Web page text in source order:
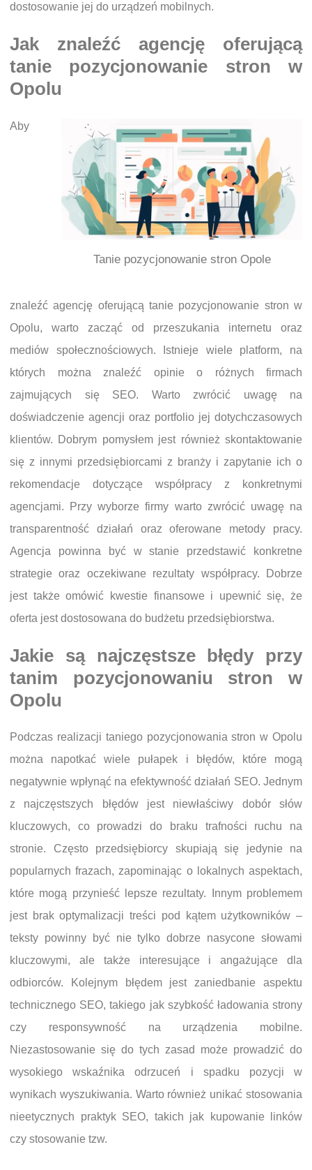
dostosowanie jej do urządzeń mobilnych.
Jak znaleźć agencję oferującą
tanie pozycjonowanie stron w
Opolu
Tanie pozycjonowanie stron Opole
Aby
znaleźć agencję oferującą tanie pozycjonowanie stron w
Opolu, warto zacząć od przeszukania internetu oraz
mediów społecznościowych. Istnieje wiele platform, na
których można znaleźć opinie o różnych firmach
zajmujących się SEO. Warto zwrócić uwagę na
doświadczenie agencji oraz portfolio jej dotychczasowych
klientów. Dobrym pomysłem jest również skontaktowanie
się z innymi przedsiębiorcami z branży i zapytanie ich o
rekomendacje dotyczące współpracy z konkretnymi
agencjami. Przy wyborze firmy warto zwrócić uwagę na
transparentność działań oraz oferowane metody pracy.
Agencja powinna być w stanie przedstawić konkretne
strategie oraz oczekiwane rezultaty współpracy. Dobrze
jest także omówić kwestie finansowe i upewnić się, że
oferta jest dostosowana do budżetu przedsiębiorstwa.
Jakie są najczęstsze błędy przy
tanim pozycjonowaniu stron w
Opolu
Podczas realizacji taniego pozycjonowania stron w Opolu
można napotkać wiele pułapek i błędów, które mogą
negatywnie wpłynąć na efektywność działań SEO. Jednym
z najczęstszych błędów jest niewłaściwy dobór słów
kluczowych, co prowadzi do braku trafności ruchu na
stronie. Często przedsiębiorcy skupiają się jedynie na
popularnych frazach, zapominając o lokalnych aspektach,
które mogą przynieść lepsze rezultaty. Innym problemem
jest brak optymalizacji treści pod kątem użytkowników –
teksty powinny być nie tylko dobrze nasycone słowami
kluczowymi, ale także interesujące i angażujące dla
odbiorców. Kolejnym błędem jest zaniedbanie aspektu
technicznego SEO, takiego jak szybkość ładowania strony
czy responsywność na urządzenia mobilne.
Niezastosowanie się do tych zasad może prowadzić do
wysokiego wskaźnika odrzuceń i spadku pozycji w
wynikach wyszukiwania. Warto również unikać stosowania
nieetycznych praktyk SEO, takich jak kupowanie linków
czy stosowanie tzw.